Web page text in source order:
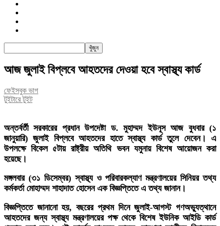
আজ জুলাই বিপ্লবে আহতদের দেওয়া হবে স্বাস্থ্য কার্ড
ফেইসবুক ভাগ
টুইটারে টুইট
অন্তর্বর্তী সরকারের প্রধান উপদেষ্টা ড. মুহাম্মদ ইউনূস আজ বুধবার (১
জানুয়ারি) জুলাই বিপ্লবে আহতদের হাতে স্বাস্থ্য কার্ড তুলে দেবেন। এ
উপলক্ষে বিকেল ৫টায় রাষ্ট্রীয় অতিথি ভবন যমুনায় বিশেষ আয়োজন করা
হয়েছে।
মঙ্গলবার (৩১ ডিসেম্বর) স্বাস্থ্য ও পরিবারকল্যাণ মন্ত্রণালয়ের সিনিয়র তথ্য
কর্মকর্তা মোহাম্মদ শাহাদাত হোসেন এক বিজ্ঞপ্তিতে এ তথ্য জানান।
বিজ্ঞপ্তিতে জানানো হয়, বছরের প্রথম দিনে জুলাই-আগস্ট গণঅভ্যুত্থানে
আহতদের জন্য স্বাস্থ্য মন্ত্রণালয়ের পক্ষ থেকে বিশেষ ইউনিক আইডি কার্ড